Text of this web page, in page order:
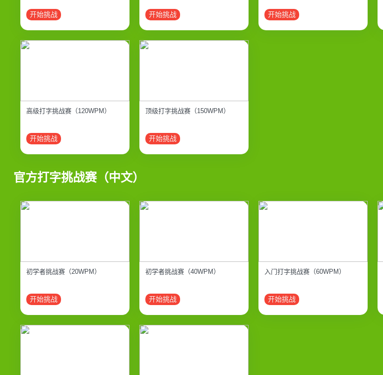
开始挑战 开始挑战 开始挑战
高级打字挑战赛（120WPM）
开始挑战
顶级打字挑战赛（150WPM）
开始挑战
官方打字挑战赛（中文）
初学者挑战赛（20WPM）
开始挑战
初学者挑战赛（40WPM）
开始挑战
入门打字挑战赛（60WPM）
开始挑战